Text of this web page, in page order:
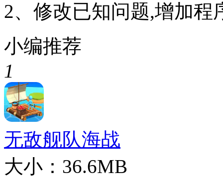
2、修改已知问题,增加程
小编推荐
1
无敌舰队海战
大小：36.6MB